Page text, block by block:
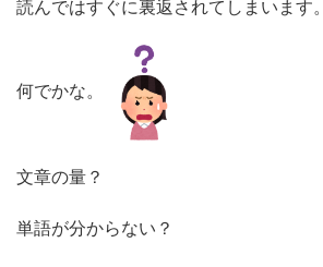
読んではすぐに裏返されてしまいます。
何でかな。
文章の量？
単語が分からない？